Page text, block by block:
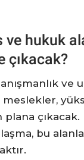
ve hukuk
çıkacak?
ve
meslekler,
çıkacak.
bu